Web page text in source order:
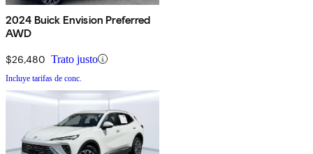
2024 Buick Envision Preferred
AWD
$26,480 Trato justo
Incluye tarifas de conc.